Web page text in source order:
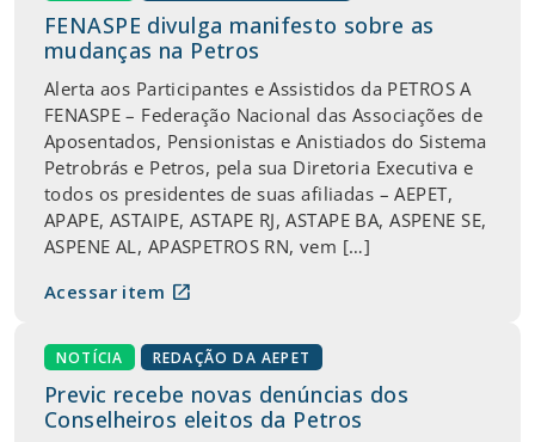
FENASPE divulga manifesto sobre as
mudanças na Petros
Alerta aos Participantes e Assistidos da PETROS A
FENASPE – Federação Nacional das Associações de
Aposentados, Pensionistas e Anistiados do Sistema
Petrobrás e Petros, pela sua Diretoria Executiva e
todos os presidentes de suas afiliadas – AEPET,
APAPE, ASTAIPE, ASTAPE RJ, ASTAPE BA, ASPENE SE,
ASPENE AL, APASPETROS RN, vem […]
Acessar item open_in_new
NOTÍCIA REDAÇÃO DA AEPET
Previc recebe novas denúncias dos
Conselheiros eleitos da Petros